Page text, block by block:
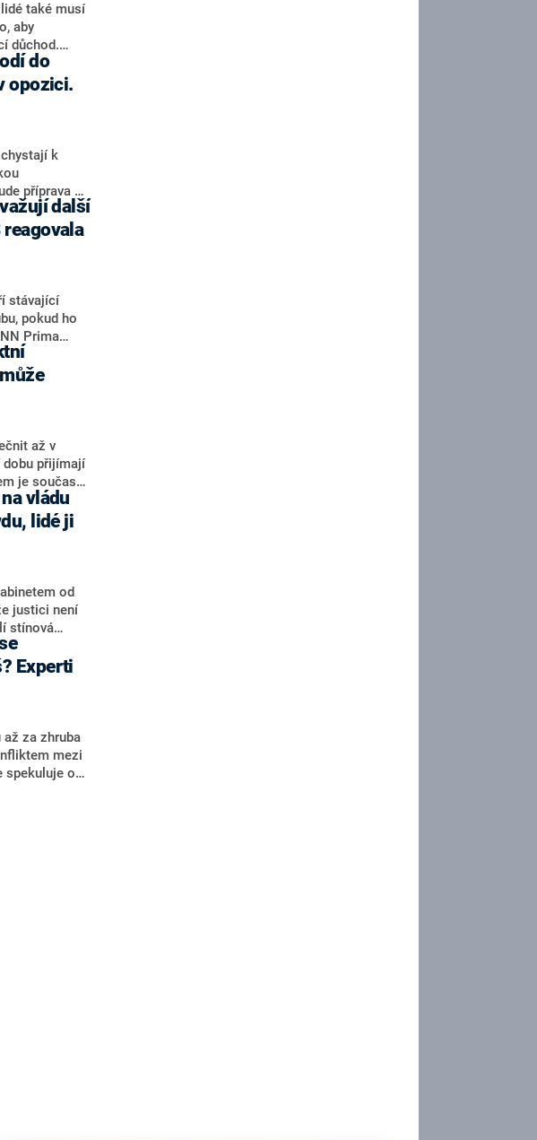
také musí
aby
důchod.
Naše
NEWS.
který by
rozvoj,
nechtěl.
do
opozici.
k
příprava na
s novináři
v
Popsal i
političtí
„Je to
Ministři s
ukazovat
CNN Prima
stávající
pokud ho
Prima
hejtman
takto mohl
dnes
dotaz
ODS
není
až v
dobu přijímají
je současná
bookmakeři
Havlíčka.
za
nicméně
trojice
dosud
vládu
lidé ji
od
justici není
stínová
V
servítky
Jeronýma
lidská
na
se také
promluvila o
Experti
za zhruba
mezi
spekuluje o
současná
vytahují
moc je